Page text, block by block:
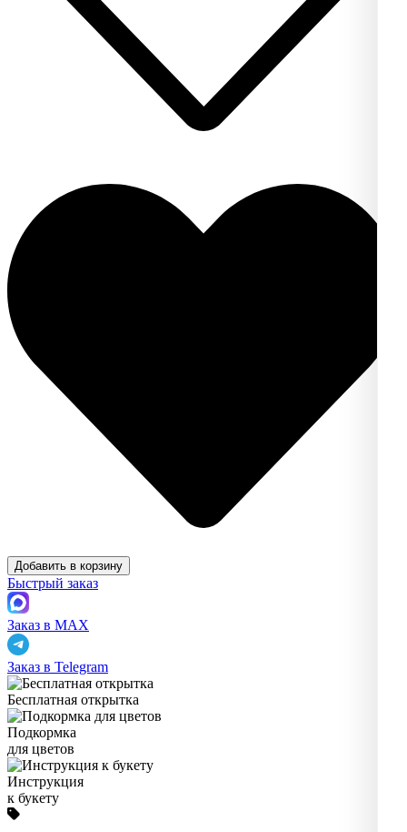
Добавить в корзину
Быстрый заказ
Заказ в MAX
Заказ в Telegram
Бесплатная открытка
Подкормка
для цветов
Инструкция
к букету